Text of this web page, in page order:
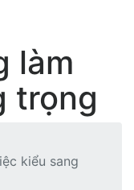
làm
trọng
kiểu sang